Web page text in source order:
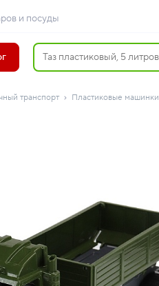
и посуды
транспорт Пластиковые машинки